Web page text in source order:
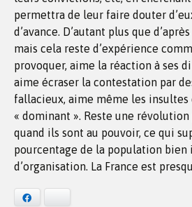
permettra de leur faire douter
d’avance. D’autant plus que
mais cela reste d’expérience
provoquer, aime la réaction à ses
aime écraser la contestation par
fallacieux, aime même les
« dominant ». Reste une révolution
quand ils sont au pouvoir, ce qui
pourcentage de la population bien
d’organisation. La France est